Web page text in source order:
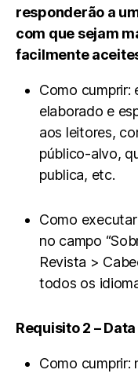
responderão a
com que sejam
facilmente
Como cumprir:
elaborado e
aos leitores,
público-alvo,
publica, etc.
Como
no campo
Revista >
todos os
Requisito 2 –
Como cumprir: